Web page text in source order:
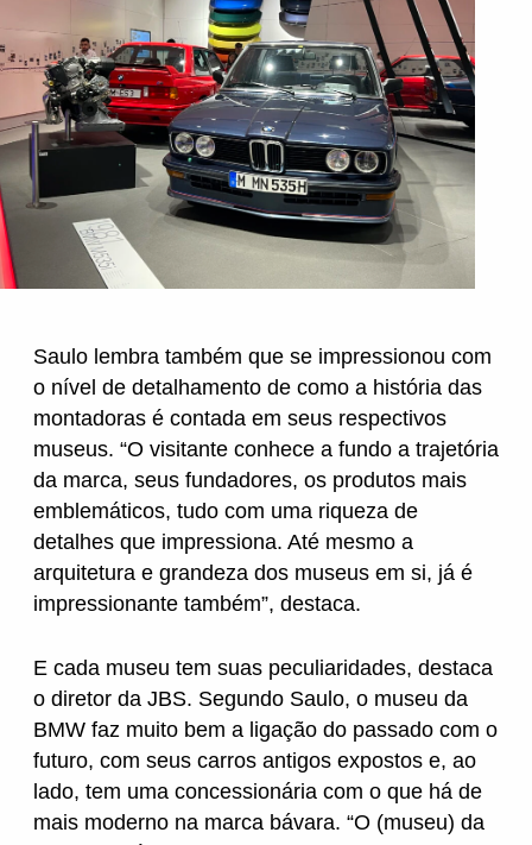
Saulo lembra também que se impressionou com
o nível de detalhamento de como a história das
montadoras é contada em seus respectivos
museus. “O visitante conhece a fundo a trajetória
da marca, seus fundadores, os produtos mais
emblemáticos, tudo com uma riqueza de
detalhes que impressiona. Até mesmo a
arquitetura e grandeza dos museus em si, já é
impressionante também”, destaca.
E cada museu tem suas peculiaridades, destaca
o diretor da JBS. Segundo Saulo, o museu da
BMW faz muito bem a ligação do passado com o
futuro, com seus carros antigos expostos e, ao
lado, tem uma concessionária com o que há de
mais moderno na marca bávara. “O (museu) da